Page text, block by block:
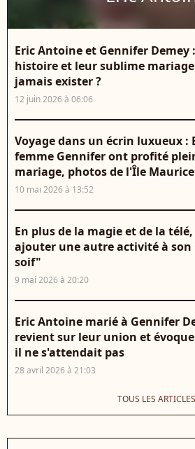
Eric Antoine et Gennifer
histoire et leur sublime
jamais exister ?
12 juin 2026 à 06:06
Voyage dans un écrin luxueux :
femme Gennifer ont profité
mariage, photos de l'Île Maurice
10 mai 2026 à 13:52
En plus de la magie et de la
ajouter une autre activité à son
soif"
9 mai 2026 à 20:20
Eric Antoine marié à Gennifer
revient sur leur union et
il ne s'attendait pas
28 avril 2026 à 21:03
TOUS LES ARTICLES